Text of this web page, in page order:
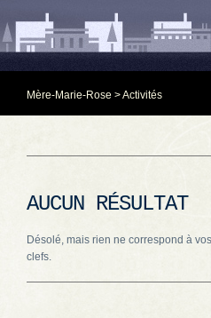
Mère-Marie-Rose > Activités
AUCUN RÉSULTAT
Désolé, mais rien ne correspond à
clefs.